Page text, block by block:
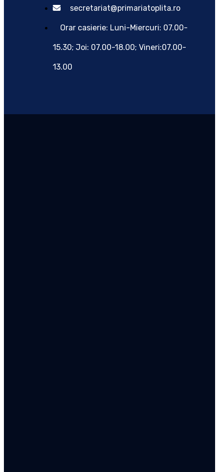
secretariat@primariatoplita.ro
Orar casierie: Luni-Miercuri: 07.00-
15.30; Joi: 07.00-18.00; Vineri:07.00-
13.00